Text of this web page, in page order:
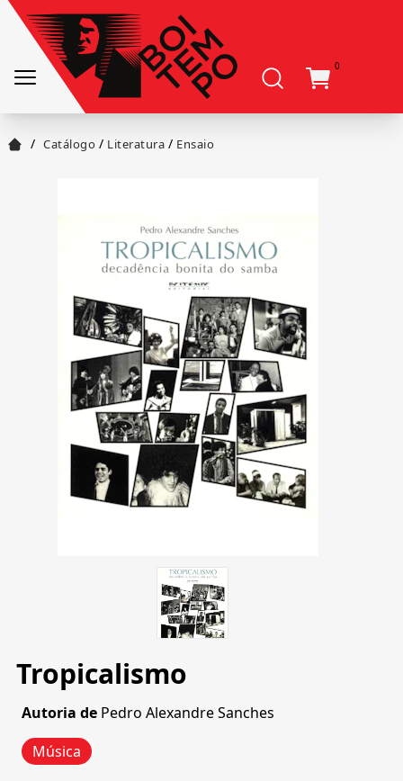
0
/ Catálogo / Literatura / Ensaio
Tropicalismo
Autoria de Pedro Alexandre Sanches
Música